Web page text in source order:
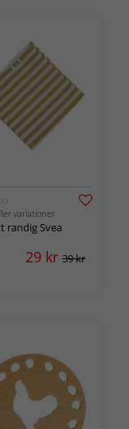
variationer
randig Svea
29 kr 39 kr